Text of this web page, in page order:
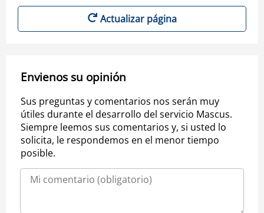
Actualizar página
Envienos su opinión
Sus preguntas y comentarios nos serán muy
útiles durante el desarrollo del servicio Mascus.
Siempre leemos sus comentarios y, si usted lo
solicita, le respondemos en el menor tiempo
posible.